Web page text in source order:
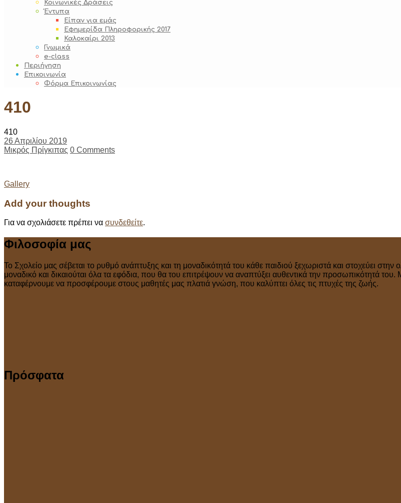
Κοινωνικές Δράσεις
Έντυπα
Είπαν για εμάς
Εφημερίδα Πληροφορικής 2017
Καλοκαίρι 2013
Γνωμικά
e-class
Περιήγηση
Επικοινωνία
Φόρμα Επικοινωνίας
410
410
26 Απριλίου 2019
Μικρός Πρίγκιπας 0 Comments
Post
navigation
Gallery
Add your thoughts
Για να σχολιάσετε πρέπει να συνδεθείτε.
Φιλοσοφία μας
Το Σχολείο μας σέβεται το ρυθμό ανάπτυξης και τη μοναδικότητά του κάθε παιδιού ξεχωριστά και στοχεύει
μοναδικό και δικαιούται όλα τα εφόδια, που θα του επιτρέψουν να αναπτύξει αυθεντικά την προσωπικότητά
καταφέρνουμε να προσφέρουμε στους μαθητές μας πλατιά γνώση, που καλύπτει όλες τις πτυχές της ζωής.
Πρόσφατα